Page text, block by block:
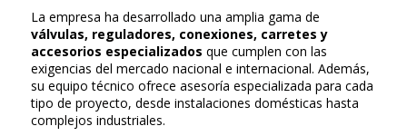
La empresa ha desarrollado una amplia gama de
válvulas, reguladores, conexiones, carretes y
accesorios especializados que cumplen con las
exigencias del mercado nacional e internacional. Además,
su equipo técnico ofrece asesoría especializada para cada
tipo de proyecto, desde instalaciones domésticas hasta
complejos industriales.